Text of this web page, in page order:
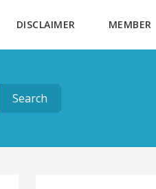
DISCLAIMER MEMBER